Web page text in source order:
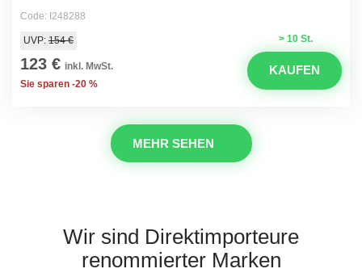
Code: I248288
> 10 St.
UVP: 154 €
123 € inkl. MwSt.
Sie sparen -20 %
KAUFEN
MEHR SEHEN
Wir sind Direktimporteure
renommierter Marken